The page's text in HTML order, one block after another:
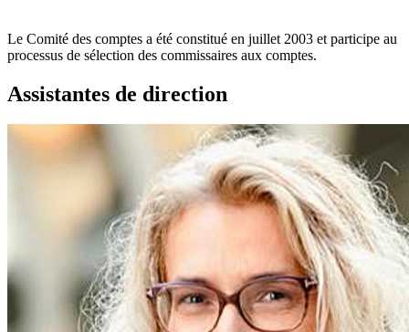
Le Comité des comptes a été constitué en juillet 2003 et participe au
processus de sélection des commissaires aux comptes.
Assistantes de direction